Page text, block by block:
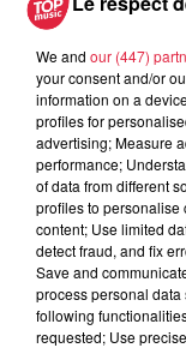
A lire aussi
6
We and our (447)
your consent and/or
information on a
profiles for
advertising; Measure
performance;
of data from different
profiles to personalise
content; Use limited
detect fraud, and fix
Save and
process personal
following
requested; Use